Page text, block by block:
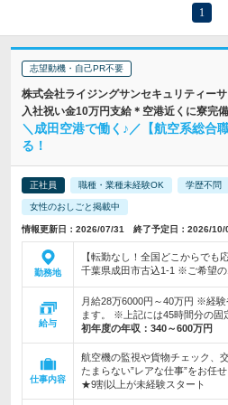
1
志望動機・自己PR不要
株式会社ライジングサンセキュリティー
入社祝い金10万円支給＊空港近くに寮完備
＼成田空港で働く♪／【航空系総合
る！
正社員 職種・業種未経験OK 学歴不問
女性のおしごと掲載中
情報更新日：2026/07/31 終了予定日：2026/10/
勤務地
【転勤なし！全国どこからで
千葉県成田市古込1-1 ※ご希望の
給与
月給28万6000円～40万円 ※経
ます。 ※上記には45時間分の固
初年度の年収： 340～600万円
仕事内容
航空機の監視や貨物チェック、
たまらない”レアな仕事”をお任
★9割以上が未経験スタート